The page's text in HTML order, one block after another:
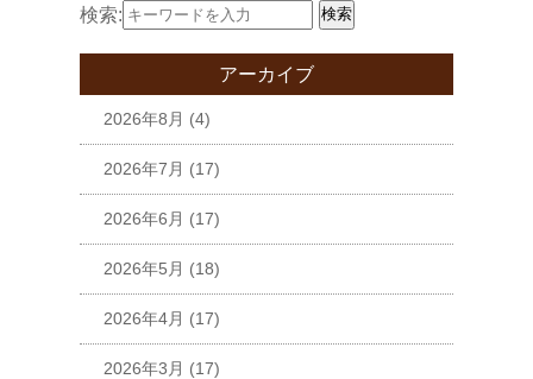
検索: 検索
アーカイブ
2026年8月 (4)
2026年7月 (17)
2026年6月 (17)
2026年5月 (18)
2026年4月 (17)
2026年3月 (17)